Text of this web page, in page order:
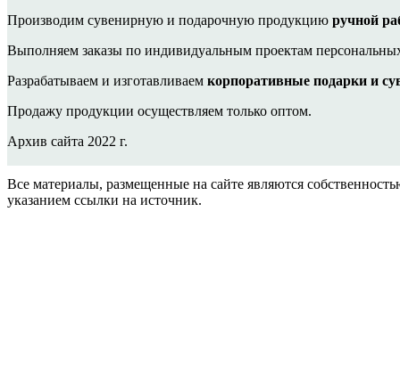
Производим сувенирную и подарочную продукцию ручной
Выполняем заказы по индивидуальным проектам
Разрабатываем и изготавливаем корпоративные подарки и
Продажу продукции осуществляем только оптом.
Архив сайта 2022 г.
Все материалы, размещенные на сайте являются
указанием ссылки на источник.